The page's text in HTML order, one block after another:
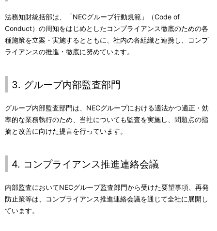
法務知財統括部は、「NECグループ行動規範」（Code of
Conduct）の周知をはじめとしたコンプライアンス徹底のための各
種施策を立案・実施するとともに、社内の各組織と連携し、コンプ
ライアンスの推進・徹底に努めています。
3. グループ内部監査部門
グループ内部監査部門は、NECグループにおける適法かつ適正・効
率的な業務執行のため、当社についても監査を実施し、問題点の指
摘と改善に向けた提言を行っています。
4. コンプライアンス推進連絡会議
内部監査においてNECグループ監査部門から受けた要望事項、再発
防止策等は、コンプライアンス推進連絡会議を通じて全社に展開し
ています。